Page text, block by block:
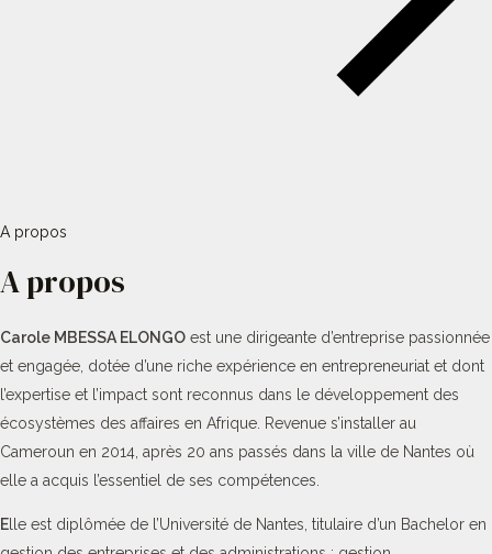
A propos
A propos
Carole MBESSA ELONGO est une dirigeante d’entreprise passionnée
et engagée, dotée d’une riche expérience en entrepreneuriat et dont
l’expertise et l’impact sont reconnus dans le développement des
écosystèmes des affaires en Afrique. Revenue s’installer au
Cameroun en 2014, après 20 ans passés dans la ville de Nantes où
elle a acquis l’essentiel de ses compétences.
E lle est diplômée de l’Université de Nantes, titulaire d’un Bachelor en